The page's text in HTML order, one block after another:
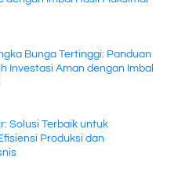
Bunga Tertinggi: Panduan
Investasi Aman dengan Imbal
Solusi Terbaik untuk
Produksi dan